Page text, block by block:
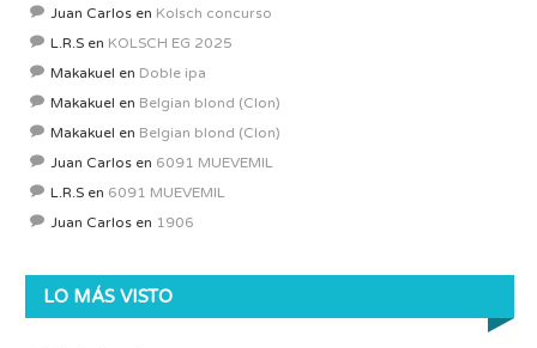
Juan Carlos en Kolsch concurso
L.R.S en KOLSCH EG 2025
Makakuel en Doble ipa
Makakuel en Belgian blond (Clon)
Makakuel en Belgian blond (Clon)
Juan Carlos en 6091 MUEVEMIL
L.R.S en 6091 MUEVEMIL
Juan Carlos en 1906
LO MÁS VISTO